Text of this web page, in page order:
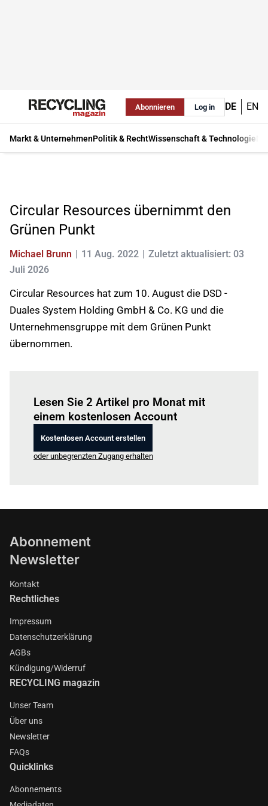
Abonnieren Log in DE EN
Markt & UnternehmenPolitik & RechtWissenschaft & Technologie
Circular Resources übernimmt den
Grünen Punkt
Michael Brunn 11 Aug. 2022
Zuletzt aktualisiert: 03
Juli 2026
Circular Resources hat zum 10. August die DSD -
Duales System Holding GmbH & Co. KG und die
Unternehmensgruppe mit dem Grünen Punkt
übernommen.
Lesen Sie 2 Artikel pro Monat mit
einem kostenlosen Account
Kostenlosen Account erstellen
oder unbegrenzten Zugang erhalten
Abonnement
Newsletter
Kontakt
Rechtliches
Impressum
Datenschutzerklärung
AGBs
Kündigung/Widerruf
RECYCLING magazin
Unser Team
Über uns
Newsletter
FAQs
Quicklinks
Abonnements